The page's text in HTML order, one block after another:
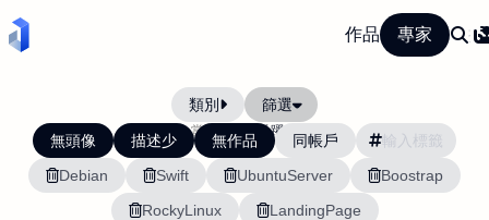
作品 專家
類別 篩選
當前排序: 活躍度
無頭像 描述少 無作品
同帳戶
Debian
Swift UbuntuServer
Boostrap
RockyLinux
LandingPage